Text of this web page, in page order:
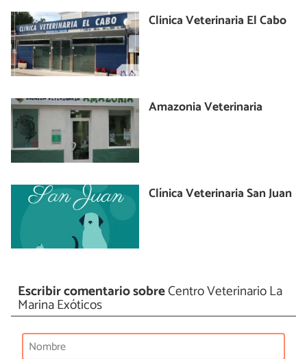
Clinica Veterinaria El Cabo
Amazonia Veterinaria
Clínica Veterinaria San Juan
Escribir comentario sobreCentro Veterinario La
Marina Exóticos